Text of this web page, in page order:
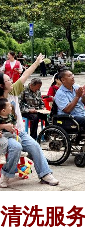
洗服